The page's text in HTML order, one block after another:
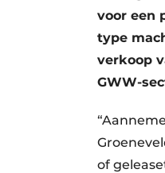
voor een
type
verkoop
GWW-
of